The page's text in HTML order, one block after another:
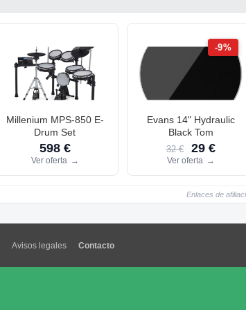
Millenium MPS-850 E-
Drum Set
598 €
Ver oferta →
-9%
Evans 14" Hydraulic
Black Tom
32 € 29 €
Ver oferta →
Enlaces de
Avisos legales Contacto